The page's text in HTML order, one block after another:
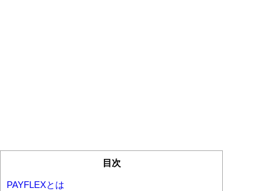
目次
PAYFLEXとは